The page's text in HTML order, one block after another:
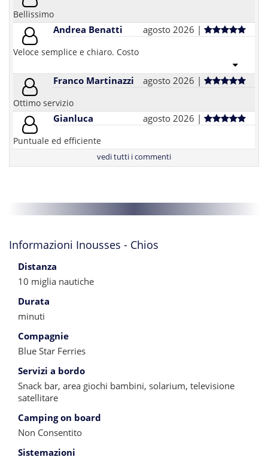
Bellissimo
Andrea Benatti agosto 2026 |
Veloce semplice e chiaro. Costo
Franco Martinazzi agosto 2026 |
Ottimo servizio
Gianluca agosto 2026 |
Puntuale ed efficiente
vedi tutti i commenti
Informazioni Inousses - Chios
Distanza
10 miglia nautiche
Durata
minuti
Compagnie
Blue Star Ferries
Servizi a bordo
Snack bar, area giochi bambini, solarium, televisione
satellitare
Camping on board
Non Consentito
Sistemazioni